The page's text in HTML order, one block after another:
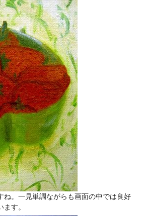
ね。一見単調ながらも画面の中では良好
す。